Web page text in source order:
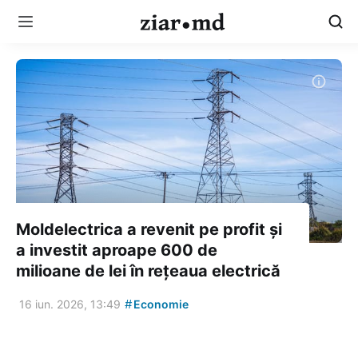
Moldelectrica a revenit pe profit și
a investit aproape 600 de
milioane de lei în rețeaua electrică
16 iun. 2026, 13:49 #Economie